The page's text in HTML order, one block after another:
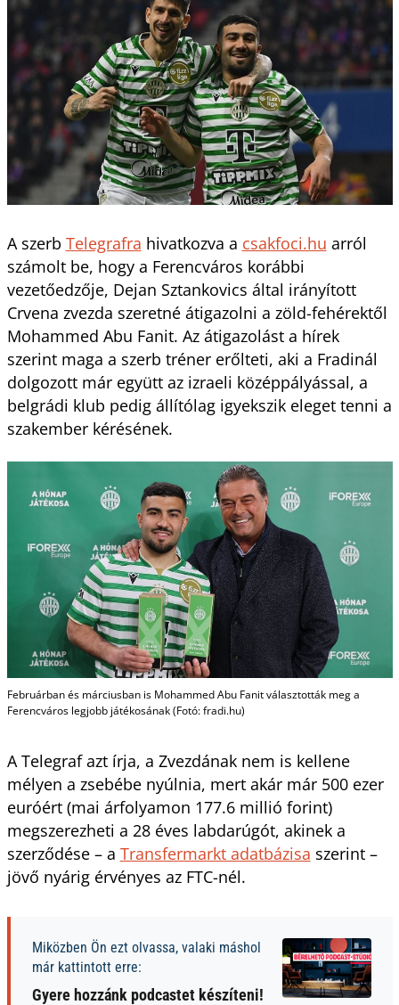
A szerb Telegrafra hivatkozva a csakfoci.hu arról
számolt be, hogy a Ferencváros korábbi
vezetőedzője, Dejan Sztankovics által irányított
Crvena zvezda szeretné átigazolni a zöld-fehérektől
Mohammed Abu Fanit. Az átigazolást a hírek
szerint maga a szerb tréner erőlteti, aki a Fradinál
dolgozott már együtt az izraeli középpályással, a
belgrádi klub pedig állítólag igyekszik eleget tenni a
szakember kérésének.
Februárban és márciusban is Mohammed Abu Fanit választották meg a
Ferencváros legjobb játékosának (Fotó: fradi.hu)
A Telegraf azt írja, a Zvezdának nem is kellene
mélyen a zsebébe nyúlnia, mert akár már 500 ezer
euróért (mai árfolyamon 177.6 millió forint)
megszerezheti a 28 éves labdarúgót, akinek a
szerződése – a Transfermarkt adatbázisa szerint –
jövő nyárig érvényes az FTC-nél.
Miközben Ön ezt olvassa, valaki máshol
már kattintott erre:
Gyere hozzánk podcastet készíteni!